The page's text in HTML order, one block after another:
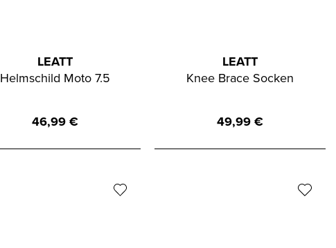
LEATT
Helmschild Moto 7.5
46,99€
LEATT
Knee Brace Socken
49,99€